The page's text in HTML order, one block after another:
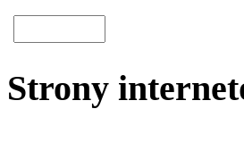
Strony